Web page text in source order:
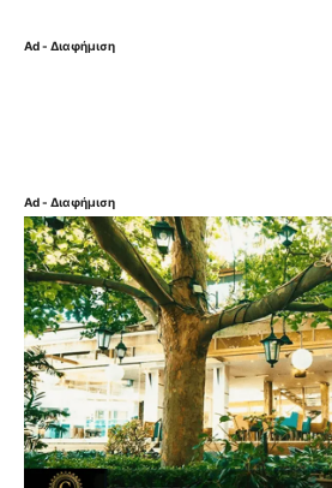
Ad - Διαφήμιση
Ad - Διαφήμιση